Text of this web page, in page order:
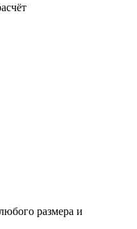
размера и